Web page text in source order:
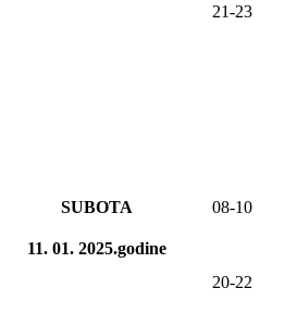
21-23
SUBOTA
11. 01. 2025.godine
08-10
20-22